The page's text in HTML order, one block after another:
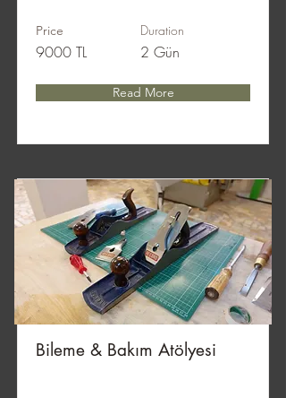
Price
9000 TL
Duration
2 Gün
Read More
Bileme & Bakım Atölyesi